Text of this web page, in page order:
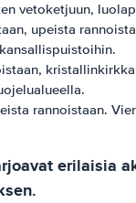
vetoketjuun,
upeista
rannoistaan.
erilaisia